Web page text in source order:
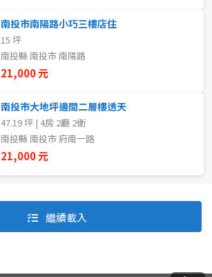
南投市南陽路小巧三樓店住
15 坪
南投縣 南投市 南陽路
21,000 元
南投市大地坪邊間二層樓透天
47.19 坪 | 4房 2廳 2衛
南投縣 南投市 府南一路
21,000 元
繼續載入